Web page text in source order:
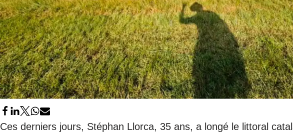
Ces derniers jours, Stéphan Llorca, 35 ans, a longé le littoral